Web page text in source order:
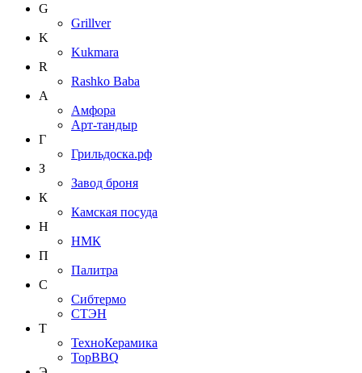
G
Grillver
K
Kukmara
R
Rashko Baba
А
Амфора
Арт-тандыр
Г
Грильдоска.рф
З
Завод броня
К
Камская посуда
Н
НМК
П
Палитра
С
Сибтермо
СТЭН
Т
ТехноКерамика
ТорBBQ